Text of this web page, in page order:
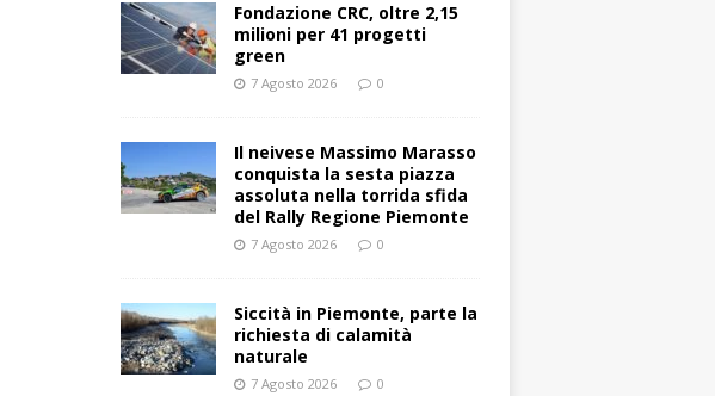
Fondazione CRC, oltre 2,15
milioni per 41 progetti
green
7 Agosto 2026 0
Il neivese Massimo Marasso
conquista la sesta piazza
assoluta nella torrida sfida
del Rally Regione Piemonte
7 Agosto 2026 0
Siccità in Piemonte, parte la
richiesta di calamità
naturale
7 Agosto 2026 0